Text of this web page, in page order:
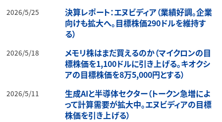
2026/5/25
決算レポート：エヌビディア（業績好調。企業
向けも拡大へ。目標株価290ドルを維持す
る）
2026/5/18
メモリ株はまだ買えるのか（マイクロンの目
標株価を1,100ドルに引き上げる。キオクシ
アの目標株価を8万5,000円とする）
2026/5/11
生成AIと半導体セクター（トークン急増によ
って計算需要が拡大中。エヌビディアの目標
株価を引き上げる）